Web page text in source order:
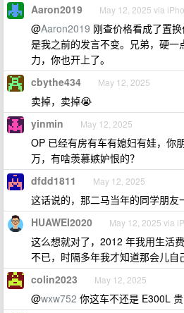
Aaron2019 May 12, 2025 via
@Aaron2019 刚查价格看成了置
是我之前的发言不变。兄弟，硬
力，你也开上了。
cbythe434 May 12, 2025
卖掉，卖掉😭
yinmin May 12, 2025
OP 已经有房有车有媳妇有娃，你
万，有啥羡慕嫉妒恨的？
dfdd1811 May 12, 2025
这话说的，那二马当年的同学朋友
HUAWEI2020 May 12, 2025 via
这么想就对了，2012 年我用生活
不已，时隔多年我才知道那会儿自
colin2023 May 12, 2025
@wxw752 你这车不还是 E300L